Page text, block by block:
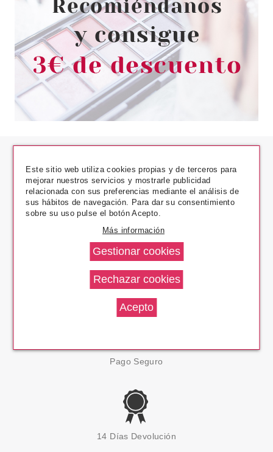
Los Precios Más Bajos
Pago Seguro
14 Días Devolución
Este sitio web utiliza cookies propias y de terceros para
mejorar nuestros servicios y mostrarle publicidad
relacionada con sus preferencias mediante el análisis de
sus hábitos de navegación. Para dar su consentimiento
sobre su uso pulse el botón Acepto.
Más información